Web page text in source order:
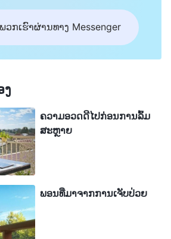
ານເຕົ້າໂຮມ ຫຼັງຈາກໄດ້ຍິນແສງ
ະນາຂອງອ້າຍເອື້ອຍນ້ອງຄົນອື່ນໆ
ະເຈົ້າ?” ລາວຕອບວ່າ “ບໍ່, ຂ້ານ້ອຍ
ນ້ອງຂອງພວກເຮົາມີແສງສະຫວ່າງໃນ
ກເຂົາ, ນັ້ນກໍເປັນປະໂຫຍດຕໍ່ຂ້າ
ອຍມີຄວາມສຸກແທ້ໆ ແລະ ຂ້ານ້ອຍ
ຍິນລາວເວົ້າແບບນັ້ນກໍເຮັດໃຫ້ຂ້າ
ກົ່າ. ຂ້ານ້ອຍຮູ້ສຶກຢ່າງຮຸນແຮງ
ມາດເປັນຄົນອິດສາຫຼາຍແບບນີ້ໄດ້
າເອື້ອຍ; ມີພຽງແຕ່ຂ້ານ້ອຍ. ເມື່ອດໍາ
ງກ່າວ, ຂ້ານ້ອຍກໍອະທິຖານຫາ
ກັບພຣະອົງວ່າ “ໂອ ພຣະເຈົ້າ! ຂ້າ
ວກເຮົາຜ່ານທາງ Messenger
ຄວາມອວດດີໄປກ່ອນການລົ້ມ
ສະຫຼາຍ
ພອນທີ່ມາຈາກການເຈັບປ່ວຍ